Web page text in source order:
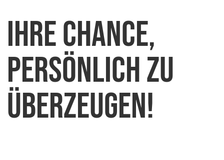
Ein Unternehmen der Sie erreichen uns telefonisch unter
Ein Unternehmen der Sie erreichen uns telefonisch unter
Ein Unternehmen der Sie erreichen uns telefonisch unter
Ihre Chance,
persönlich zu
überzeugen!